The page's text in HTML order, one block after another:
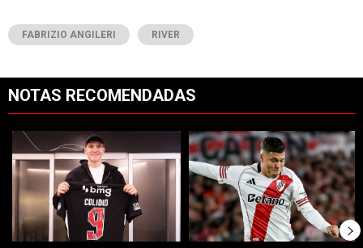
FABRIZIO ANGILERI RIVER
NOTAS RECOMENDADAS
Un artículo de tendencia con el título "Increíble: por qué Facundo
Un artículo de tendencia con el